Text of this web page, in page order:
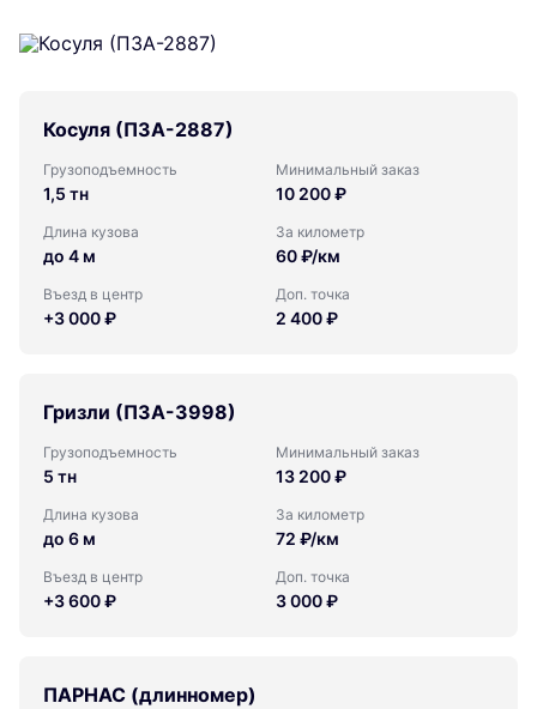
Косуля (ПЗА-2887)
Грузоподъемность
1,5 тн
Минимальный заказ
10 200 ₽
Длина кузова
до 4 м
За километр
60 ₽/км
Въезд в центр
+3 000 ₽
Доп. точка
2 400 ₽
Гризли (ПЗА-3998)
Грузоподъемность
5 тн
Минимальный заказ
13 200 ₽
Длина кузова
до 6 м
За километр
72 ₽/км
Въезд в центр
+3 600 ₽
Доп. точка
3 000 ₽
ПАРНАС (длинномер)